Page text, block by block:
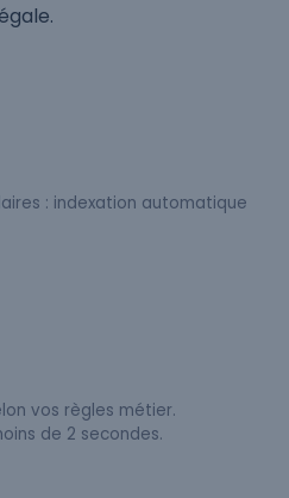
: indexation automatique
vos règles métier.
de 2 secondes.